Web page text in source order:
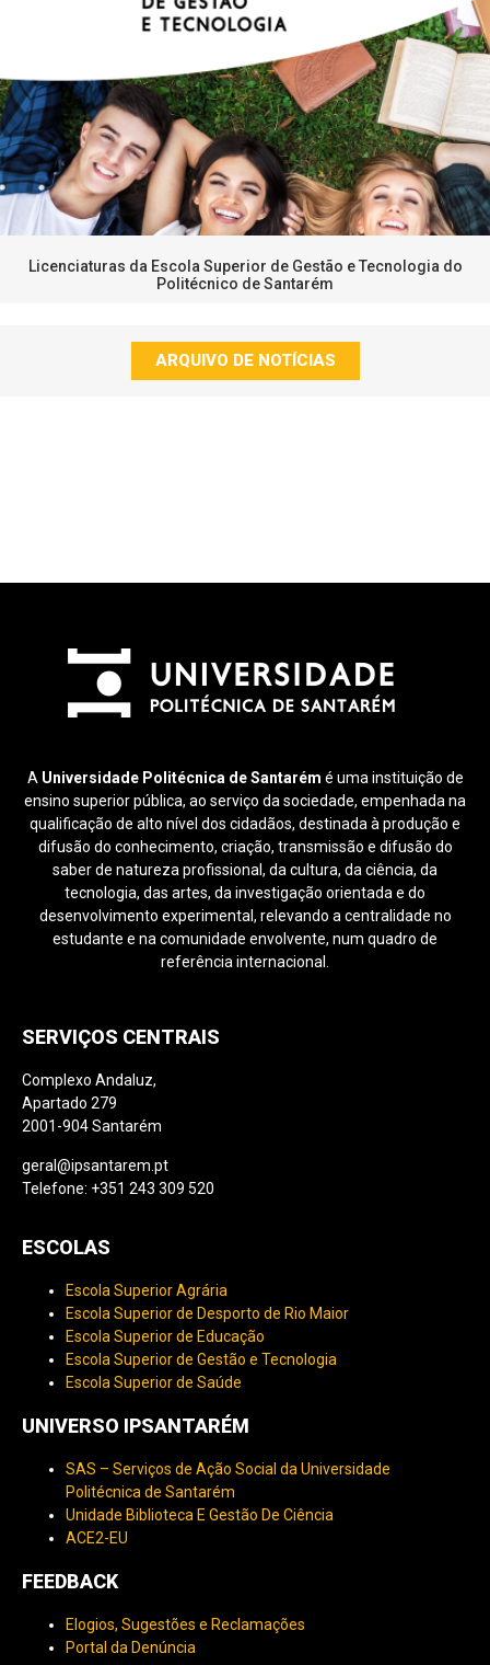
Licenciaturas da Escola Superior de Gestão e Tecnologia do
Politécnico de Santarém
ARQUIVO DE NOTÍCIAS
A Universidade Politécnica de Santarém é uma instituição de
ensino superior pública, ao serviço da sociedade, empenhada na
qualificação de alto nível dos cidadãos, destinada à produção e
difusão do conhecimento, criação, transmissão e difusão do
saber de natureza profissional, da cultura, da ciência, da
tecnologia, das artes, da investigação orientada e do
desenvolvimento experimental, relevando a centralidade no
estudante e na comunidade envolvente, num quadro de
referência internacional.
SERVIÇOS CENTRAIS
Complexo Andaluz,
Apartado 279
2001-904 Santarém
geral@ipsantarem.pt
Telefone: +351 243 309 520
ESCOLAS
Escola Superior Agrária
Escola Superior de Desporto de Rio Maior
Escola Superior de Educação
Escola Superior de Gestão e Tecnologia
Escola Superior de Saúde
UNIVERSO IPSANTARÉM
SAS – Serviços de Ação Social da Universidade
Politécnica de Santarém
Unidade Biblioteca E Gestão De Ciência
ACE2-EU
FEEDBACK
Elogios, Sugestões e Reclamações
Portal da Denúncia